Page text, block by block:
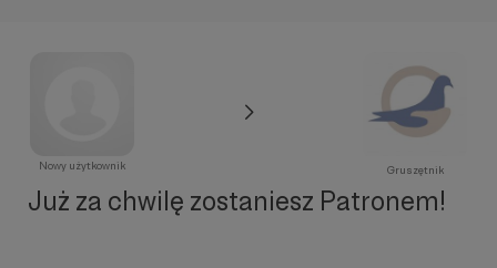
Nowy użytkownik Gruszętnik
Już za chwilę zostaniesz Patronem!